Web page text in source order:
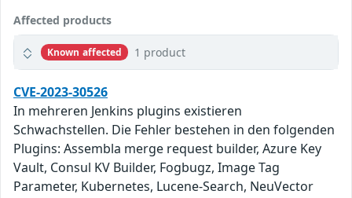
Affected products
Known affected 1 product
CVE-2023-30526
In mehreren Jenkins plugins existieren
Schwachstellen. Die Fehler bestehen in den folgenden
Plugins: Assembla merge request builder, Azure Key
Vault, Consul KV Builder, Fogbugz, Image Tag
Parameter, Kubernetes, Lucene-Search, NeuVector